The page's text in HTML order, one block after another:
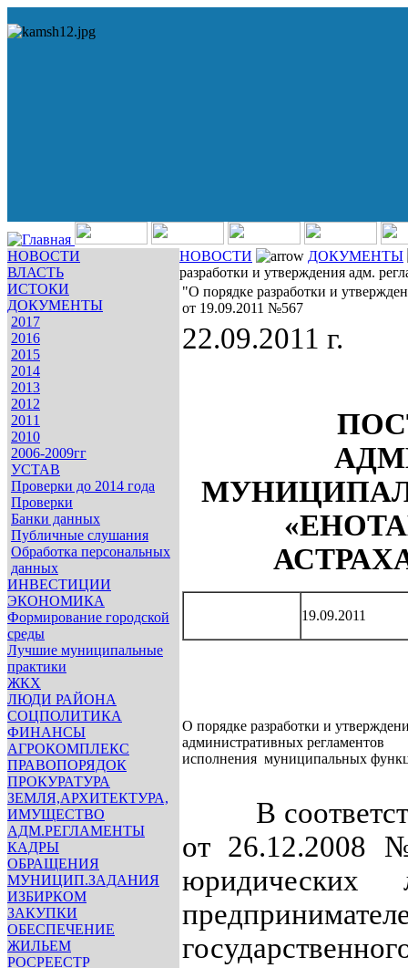
НОВОСТИ
ВЛАСТЬ
ИСТОКИ
ДОКУМЕНТЫ
2017
2016
2015
2014
2013
2012
2011
2010
2006-2009гг
УСТАВ
Проверки до 2014 года
Проверки
Банки данных
Публичные слушания
Обработка персональных
данных
ИНВЕСТИЦИИ
ЭКОНОМИКА
Формирование городской
среды
Лучшие муниципальные
практики
ЖКХ
ЛЮДИ РАЙОНА
СОЦПОЛИТИКА
ФИНАНСЫ
АГРОКОМПЛЕКС
ПРАВОПОРЯДОК
ПРОКУРАТУРА
ЗЕМЛЯ,АРХИТЕКТУРА,
ИМУЩЕСТВО
АДМ.РЕГЛАМЕНТЫ
КАДРЫ
ОБРАЩЕНИЯ
МУНИЦИП.ЗАДАНИЯ
ИЗБИРКОМ
ЗАКУПКИ
ОБЕСПЕЧЕНИЕ
ЖИЛЬЕМ
РОСРЕЕСТР
НОВОСТИ
ДОКУМЕНТЫ
разработки и утверждения адм.
"О порядке разработки и
от 19.09.2011 №567
22.09.2011 г.
19.09.2011
О порядке разработки и
административных регламентов
исполнения муниципальных
В
от 26.12.2008
юридических